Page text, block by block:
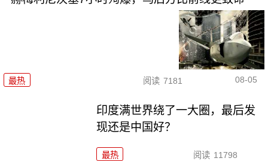
最热 阅读 7181 08-05
印度满世界绕了一大圈，最后发
现还是中国好？
最热 阅读 11798